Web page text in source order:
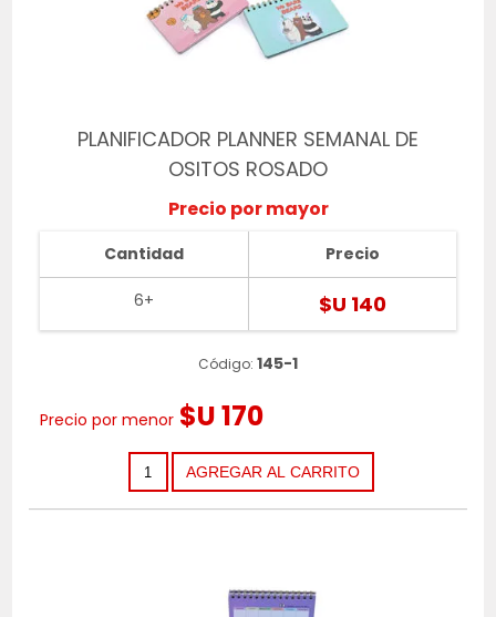
PLANIFICADOR PLANNER SEMANAL DE
OSITOS ROSADO
Precio por mayor
Cantidad
6+
Precio
$U 140
Código: 145-1
Precio por menor $U 170